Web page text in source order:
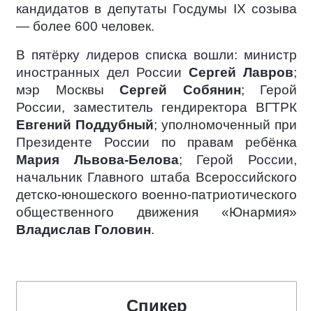
кандидатов в депутаты Госдумы IX созыва
— более 600 человек.
В пятёрку лидеров списка вошли: министр
иностранных дел России Сергей Лавров;
мэр Москвы Сергей Собянин; Герой
России, заместитель гендиректора ВГТРК
Евгений Поддубный; уполномоченный при
Президенте России по правам ребёнка
Мария Львова-Белова; Герой России,
начальник Главного штаба Всероссийского
детско-юношеского военно-патриотического
общественного движения «Юнармия»
Владислав Головин.
Спикер